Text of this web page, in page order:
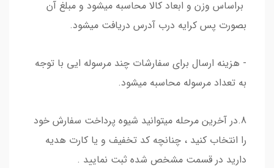
براساس وزن و ابعاد کالا محاسبه میشود و مبلغ آن
بصورت پس کرایه درب آدرس دریافت میشود.
- هزینه ارسال برای سفارشات چند مرسوله ایی با توجه
به تعداد مرسوله محاسبه میشود.
8.در آخرین مرحله میتوانید شیوه پرداخت سفارش خود
را انتخاب کنید ، چنانچه کد تخفیف و یا کارت هدیه
دارید در قسمت مشخص شده ثبت نمایید .